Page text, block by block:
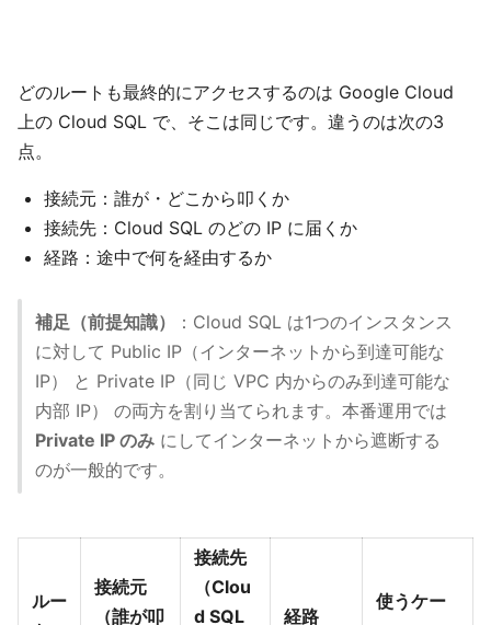
どのルートも最終的にアクセスするのは Google Cloud
上の Cloud SQL で、そこは同じです。違うのは次の3
点。
接続元：誰が・どこから叩くか
接続先：Cloud SQL のどの IP に届くか
経路：途中で何を経由するか
補足（前提知識）
：Cloud SQL は1つのインスタンス
に対して Public IP（インターネットから到達可能な
IP） と Private IP（同じ VPC 内からのみ到達可能な
内部 IP） の両方を割り当てられます。本番運用では
Private IP のみ にしてインターネットから遮断する
のが一般的です。
ルー
接続元
（誰が叩
接続先
（Clou
d SQL
経路
使うケー